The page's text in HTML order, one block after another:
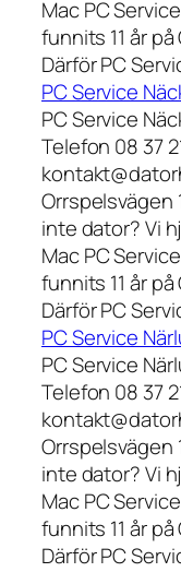
Mac PC
funnits 11 år
Därför PC
PC Service
PC Service
Telefon 08 37
Orrspelsvägen
inte dator? Vi
Mac PC
funnits 11 år
Därför PC
PC Service
PC Service
Telefon 08 37
Orrspelsvägen
inte dator? Vi
Mac PC
funnits 11 år
Därför PC